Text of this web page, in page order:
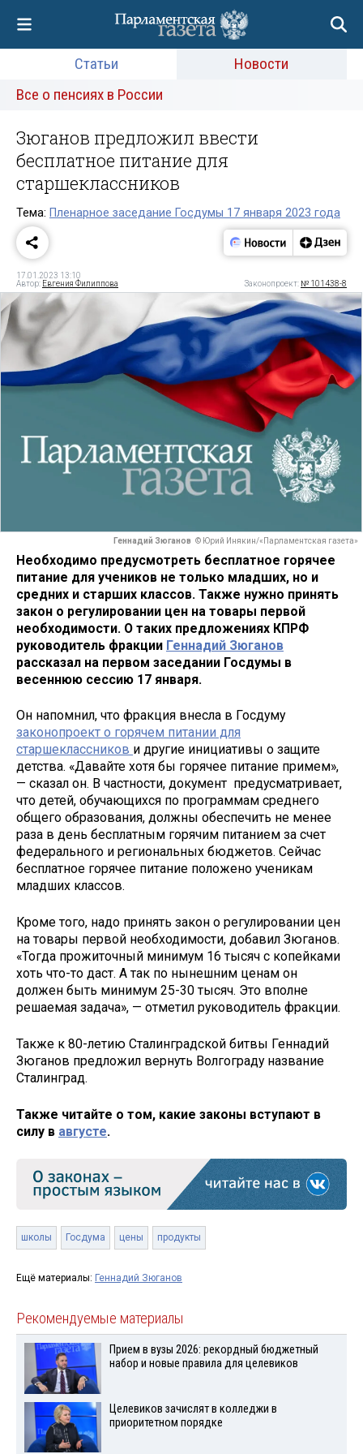
Статьи
Новости
Все о пенсиях в России
Зюганов предложил ввести
бесплатное питание для
старшеклассников
Тема: Пленарное заседание Госдумы 17 января 2023 года
17.01.2023 13:10
Автор: Евгения Филиппова Законопроект: № 101438-8
Геннадий Зюганов © Юрий Инякин/«Парламентская газета»
Необходимо предусмотреть бесплатное горячее
питание для учеников не только младших, но и
средних и старших классов. Также нужно принять
закон о регулировании цен на товары первой
необходимости. О таких предложениях КПРФ
руководитель фракции Геннадий Зюганов
рассказал на первом заседании Госдумы в
весеннюю сессию 17 января.
Он напомнил, что фракция внесла в Госдуму
законопроект о горячем питании для
старшеклассников и другие инициативы о защите
детства. «Давайте хотя бы горячее питание примем»,
— сказал он. В частности, документ предусматривает,
что детей, обучающихся по программам среднего
общего образования, должны обеспечить не менее
раза в день бесплатным горячим питанием за счет
федерального и региональных бюджетов. Сейчас
бесплатное горячее питание положено ученикам
младших классов.
Кроме того, надо принять закон о регулировании цен
на товары первой необходимости, добавил Зюганов.
«Тогда прожиточный минимум 16 тысяч с копейками
хоть что-то даст. А так по нынешним ценам он
должен быть минимум 25-30 тысяч. Это вполне
решаемая задача», — отметил руководитель фракции.
Также к 80-летию Сталинградской битвы Геннадий
Зюганов предложил вернуть Волгограду название
Сталинград.
Также читайте о том, какие законы вступают в
силу в августе.
школы Госдума цены продукты
Ещё материалы: Геннадий Зюганов
Рекомендуемые материалы
Прием в вузы 2026: рекордный бюджетный
набор и новые правила для целевиков
Целевиков зачислят в колледжи в
приоритетном порядке